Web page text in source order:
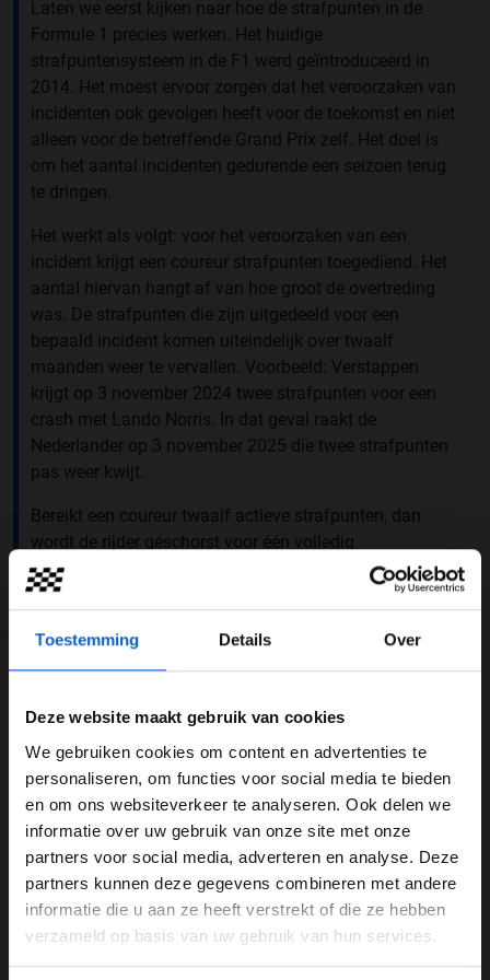
Toestemming Details Over
Deze website maakt gebruik van cookies
We gebruiken cookies om content en advertenties te
personaliseren, om functies voor social media te bieden
en om ons websiteverkeer te analyseren. Ook delen we
informatie over uw gebruik van onze site met onze
partners voor social media, adverteren en analyse. Deze
partners kunnen deze gegevens combineren met andere
informatie die u aan ze heeft verstrekt of die ze hebben
verzameld op basis van uw gebruik van hun services.
Laten we eerst kijken naar hoe de strafpunten in de
Formule 1 precies werken. Het huidige
strafpuntensysteem in de F1 werd geïntroduceerd in
2014. Het moest ervoor zorgen dat het veroorzaken van
incidenten ook gevolgen heeft voor de toekomst en niet
alleen voor de betreffende Grand Prix zelf. Het doel is
om het aantal incidenten gedurende een seizoen terug
te dringen.
Het werkt als volgt: voor het veroorzaken van een
incident krijgt een coureur strafpunten toegediend. Het
aantal hiervan hangt af van hoe groot de overtreding
was. De strafpunten die zijn uitgedeeld voor een
bepaald incident komen uiteindelijk over twaalf
maanden weer te vervallen. Voorbeeld: Verstappen
krijgt op 3 november 2024 twee strafpunten voor een
crash met Lando Norris. In dat geval raakt de
Nederlander op 3 november 2025 die twee strafpunten
pas weer kwijt.
Bereikt een coureur twaalf actieve strafpunten, dan
wordt de rijder geschorst voor één volledig
raceweekend. Na het uitzitten van een schorsing
vervallen alle actieve strafpunten in één keer en begint
bereikte Kevin Magnussen 12 strafpunten waardoor de
Deen niet mee mocht doen aan de Grand Prix van
van de sport dat dit gebeurde.
WELKOM BIJ GRAND PRIX RADIO
Ben je 24 jaar of ouder?
Pas je advertentie instellingen aan en klik hieronder om
door te gaan naar de website!
Advertentie instellingen